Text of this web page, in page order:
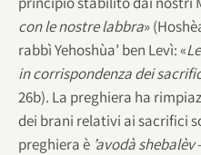
con le nostre labbra»
rabbì Yehoshùa’ ben Levì: «
in corrispondenza dei
26b). La preghiera ha
dei brani relativi ai sacrifici
preghiera è ’avodà shebalèv